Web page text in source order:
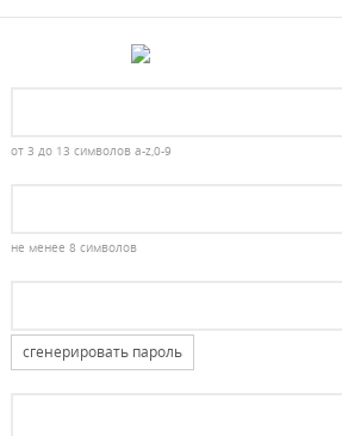
от 3 до 13 символов a-z,0-9
не менее 8 символов
сгенерировать пароль